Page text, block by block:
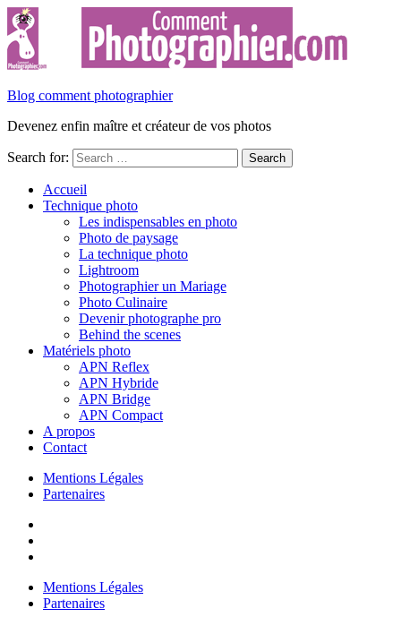
Blog comment photographier
Devenez enfin maître et créateur de vos photos
Search for:
Accueil
Technique photo
Les indispensables en photo
Photo de paysage
La technique photo
Lightroom
Photographier un Mariage
Photo Culinaire
Devenir photographe pro
Behind the scenes
Matériels photo
APN Reflex
APN Hybride
APN Bridge
APN Compact
A propos
Contact
Mentions Légales
Partenaires
Mentions Légales
Partenaires